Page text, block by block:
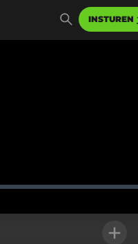
INSTUREN